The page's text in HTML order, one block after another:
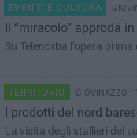
EVENTI E CULTURA
Il “miracolo” approda
Su Telenorba l’opera
TERRITORIO GIOVINAZZO -
I prodotti del nord